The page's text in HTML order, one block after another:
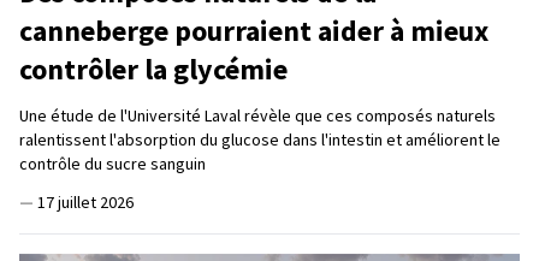
canneberge pourraient aider à mieux
contrôler la glycémie
Une étude de l'Université Laval révèle que ces composés naturels
ralentissent l'absorption du glucose dans l'intestin et améliorent le
contrôle du sucre sanguin
— 17 juillet 2026